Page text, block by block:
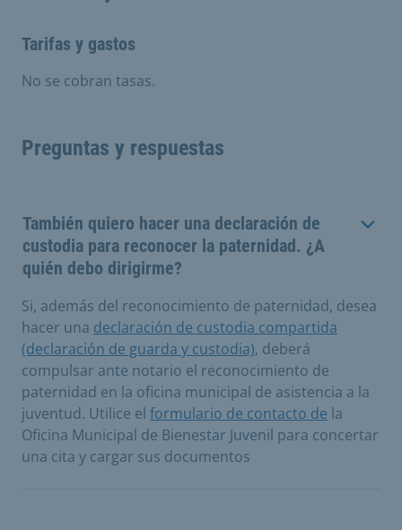
Tarifas y gastos
No se cobran tasas.
Preguntas y respuestas
También quiero hacer una declaración de
custodia para reconocer la paternidad. ¿A
quién debo dirigirme?
Si, además del reconocimiento de paternidad, desea
hacer una declaración de custodia compartida
(declaración de guarda y custodia), deberá
compulsar ante notario el reconocimiento de
paternidad en la oficina municipal de asistencia a la
juventud. Utilice el formulario de contacto de la
Oficina Municipal de Bienestar Juvenil para concertar
una cita y cargar sus documentos